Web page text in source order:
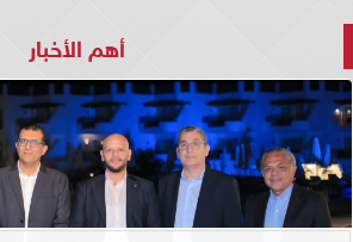
أهم الأخبار